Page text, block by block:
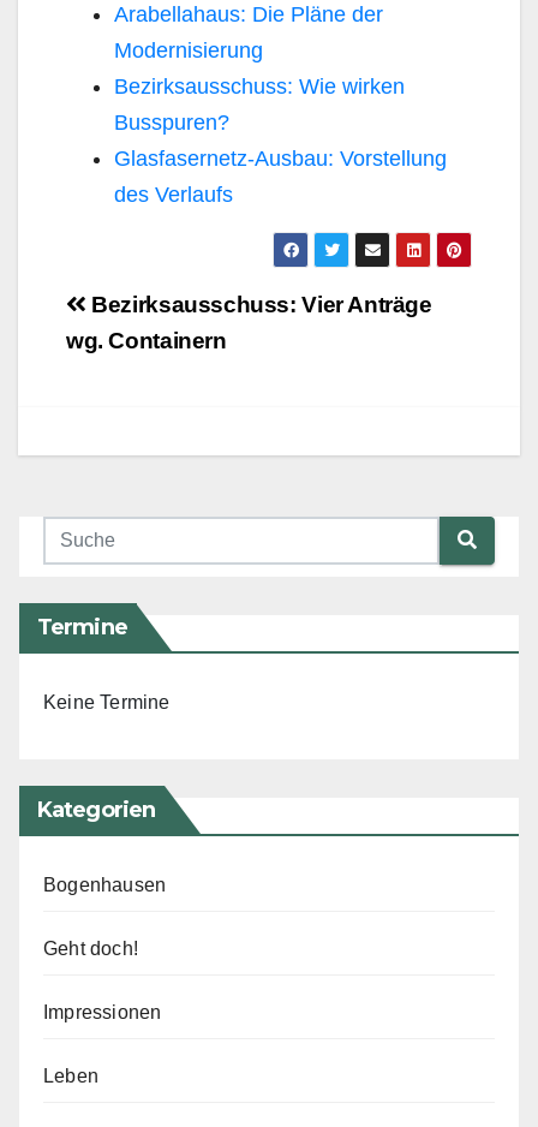
Arabellahaus: Die Pläne der
Modernisierung
Bezirksausschuss: Wie wirken
Busspuren?
Glasfasernetz-Ausbau: Vorstellung
des Verlaufs
Beitragsnavigation
Bezirksausschuss: Vier Anträge
wg. Containern
Termine
Keine Termine
Kategorien
Bogenhausen
Geht doch!
Impressionen
Leben